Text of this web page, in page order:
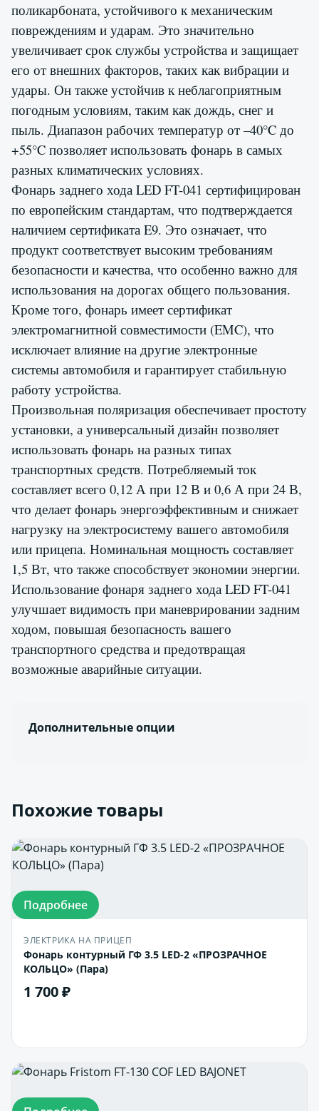
поликарбоната, устойчивого к механическим
повреждениям и ударам. Это значительно
увеличивает срок службы устройства и защищает
его от внешних факторов, таких как вибрации и
удары. Он также устойчив к неблагоприятным
погодным условиям, таким как дождь, снег и
пыль. Диапазон рабочих температур от –40°C до
+55°C позволяет использовать фонарь в самых
разных климатических условиях.
Фонарь заднего хода LED FT-041 сертифицирован
по европейским стандартам, что подтверждается
наличием сертификата E9. Это означает, что
продукт соответствует высоким требованиям
безопасности и качества, что особенно важно для
использования на дорогах общего пользования.
Кроме того, фонарь имеет сертификат
электромагнитной совместимости (EMC), что
исключает влияние на другие электронные
системы автомобиля и гарантирует стабильную
работу устройства.
Произвольная поляризация обеспечивает простоту
установки, а универсальный дизайн позволяет
использовать фонарь на разных типах
транспортных средств. Потребляемый ток
составляет всего 0,12 А при 12 В и 0,6 А при 24 В,
что делает фонарь энергоэффективным и снижает
нагрузку на электросистему вашего автомобиля
или прицепа. Номинальная мощность составляет
1,5 Вт, что также способствует экономии энергии.
Использование фонаря заднего хода LED FT-041
улучшает видимость при маневрировании задним
ходом, повышая безопасность вашего
транспортного средства и предотвращая
возможные аварийные ситуации.
Дополнительные опции
Похожие товары
Подробнее
ЭЛЕКТРИКА НА ПРИЦЕП
Фонарь контурный ГФ 3.5 LED-2 «ПРОЗРАЧНОЕ
КОЛЬЦО» (Пара)
1 700 ₽